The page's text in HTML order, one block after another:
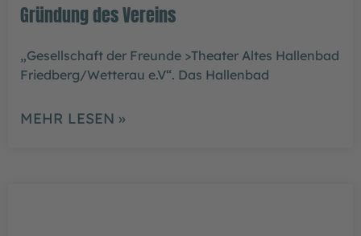
Gründung des Vereins
„Gesellschaft der Freunde >Theater Altes Hallenbad
Friedberg/Wetterau e.V“. Das Hallenbad
MEHR LESEN »